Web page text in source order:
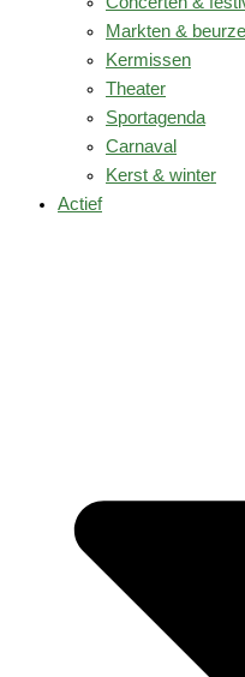
Markten &
Kermissen
Theater
Sportagenda
Carnaval
Kerst & winter
Actief